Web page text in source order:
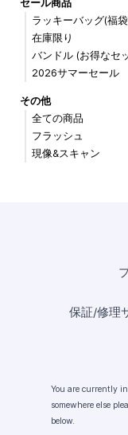
セール商品
ラッキーバッグ(福
在庫限り
バンドル (お得なセ
2026サマーセール
その他
全ての商品
フラッシュ
現像&スキャン
保証/修理
You are currently
somewhere else
below.